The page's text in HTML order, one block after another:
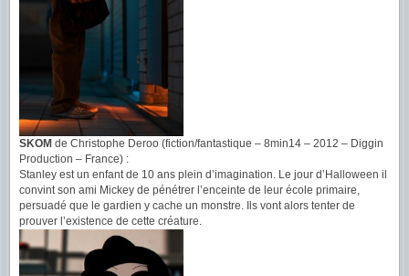
SKOM de Christophe Deroo (fiction/fantastique – 8min14 – 2012 – Diggin
Production – France) :
Stanley est un enfant de 10 ans plein d’imagination. Le jour d’Halloween il
convint son ami Mickey de pénétrer l’enceinte de leur école primaire,
persuadé que le gardien y cache un monstre. Ils vont alors tenter de
prouver l’existence de cette créature.